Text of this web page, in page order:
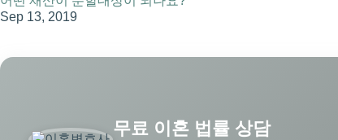
Sep 13, 2019
무료 이혼 법률 상담